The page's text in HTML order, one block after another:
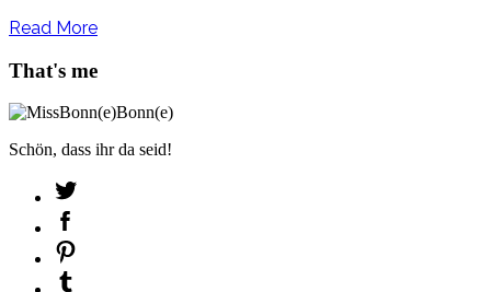
Read More
That's me
Schön, dass ihr da seid!